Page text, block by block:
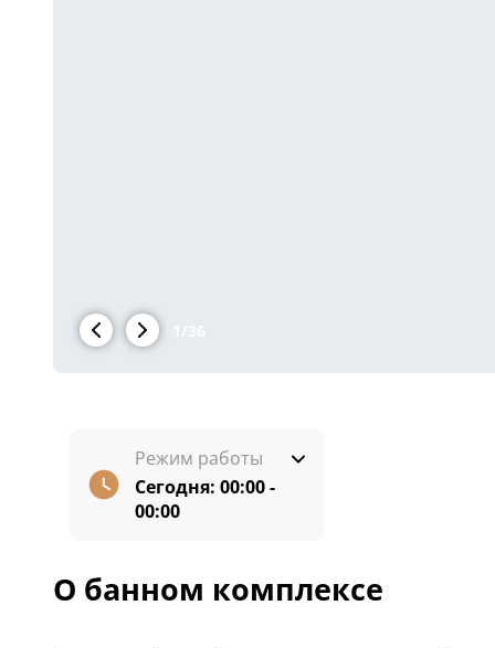
1 / 36
Режим работы
Сегодня: 00:00 -
00:00
О банном комплексе